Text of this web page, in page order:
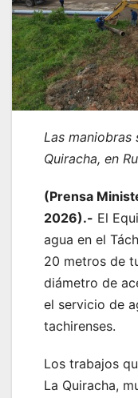
Las maniobras
Quiracha, en
(Prensa
2026).- El
agua en el
20 metros de
diámetro de
el servicio de
tachirenses.
Los trabajos
La Quiracha,